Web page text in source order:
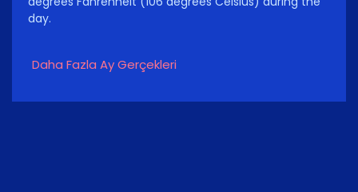
day.
Daha Fazla Ay Gerçekleri